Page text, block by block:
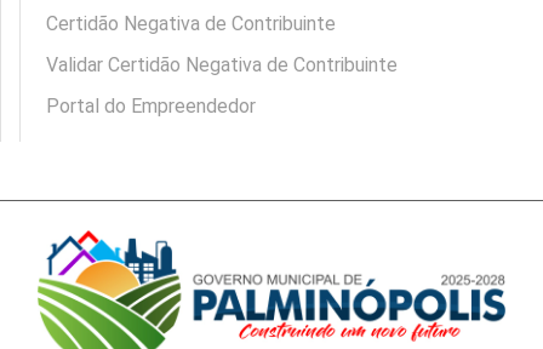
Certidão Negativa de Contribuinte
Validar Certidão Negativa de Contribuinte
Portal do Empreendedor